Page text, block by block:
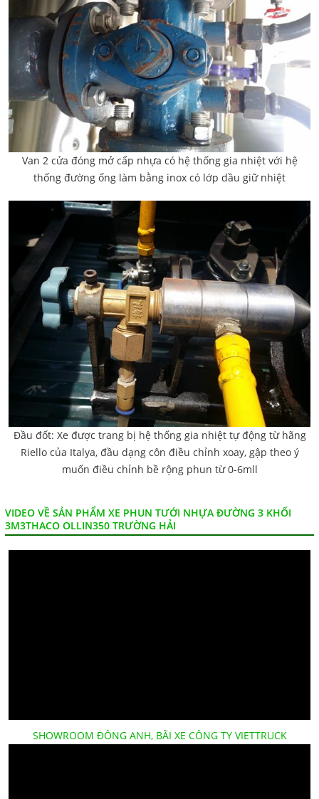
Van 2 cửa đóng mở cấp nhựa có hệ thống gia nhiệt với hệ
thống đường ống làm bằng inox có lớp dầu giữ nhiệt
Đầu đốt: Xe được trang bị hệ thống gia nhiệt tự động từ hãng
Riello của Italya, đầu dạng côn điều chỉnh xoay, gập theo ý
muốn điều chỉnh bề rộng phun từ 0-6mll
VIDEO VỀ SẢN PHẨM XE PHUN TƯỚI NHỰA ĐƯỜNG 3 KHỐI
3M3THACO OLLIN350 TRƯỜNG HẢI
SHOWROOM ĐÔNG ANH, BÃI XE CÔNG TY VIETTRUCK